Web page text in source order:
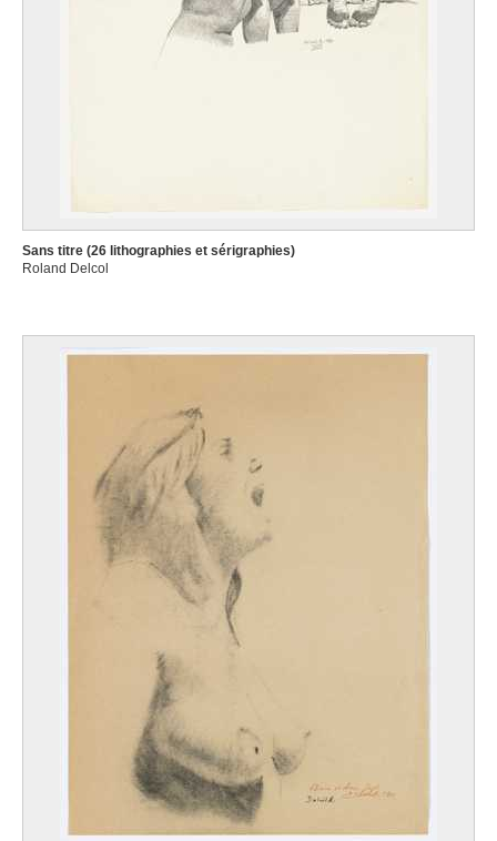
Sans titre (26 lithographies et sérigraphies)
Roland Delcol